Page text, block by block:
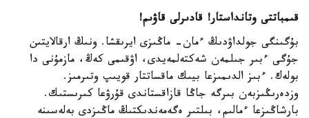
قىمباتتى وتانداستار! قادىرلى قاۋىم!
بۇگىنگى جولداۋدىڭ ءمان- ماڭىزى ايرىقشا. ونىڭ ارقالايتىن
جۇگى ءبىر جىلمەن شەكتەلمەيدى، اۋقىمى كەڭ، مازمۇنى دا
بولەك. ءبىز الدىمىزعا بيىك ماقساتتار قويىپ وتىرمىز.
وزدەرىڭىزبەن بىرگە جاڭا قازاقستاندى قۇرۋعا كىرىستىك.
بارشاڭىزعا ءمالىم، بىلتىر ەگەمەندىكتىڭ ماڭىزدى بەلەسىنە